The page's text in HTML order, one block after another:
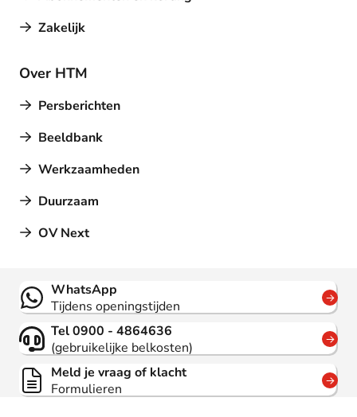
Zakelijk
Over HTM
Persberichten
Beeldbank
Werkzaamheden
Duurzaam
OV Next
Contact
WhatsApp
Tijdens openingstijden
Tel 0900 - 4864636
(gebruikelijke belkosten)
Meld je vraag of klacht
Formulieren